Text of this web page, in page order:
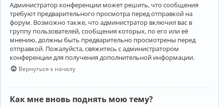
Администратор конференции может решить, что сообщения
требуют предварительного просмотра перед отправкой на
форум. Возможно также, что администратор включил вас в
группу пользователей, сообщения которых, по его или её
мнению, должны быть предварительно просмотрены перед
отправкой. Пожалуйста, свяжитесь с администратором
конференции для получения дополнительной информации.
Вернуться к началу
Как мне вновь поднять мою тему?